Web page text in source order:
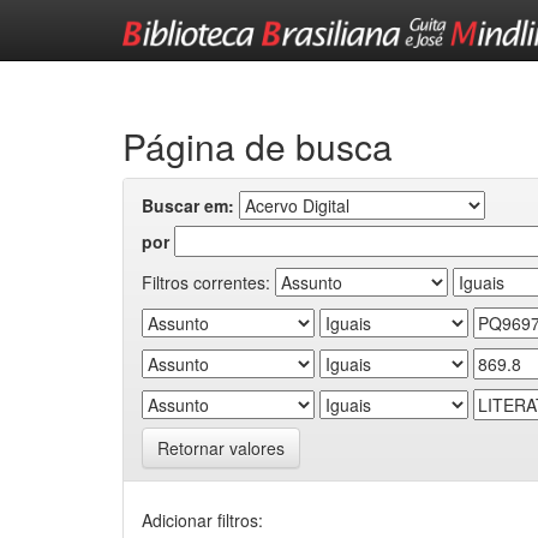
Página de busca
Buscar em:
por
Filtros correntes:
Retornar valores
Adicionar filtros: